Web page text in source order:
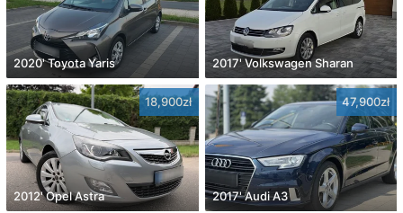
2020' Toyota Yaris 2017' Volkswagen Sharan
18,900zł
2012' Opel Astra
47,900zł
2017' Audi A3